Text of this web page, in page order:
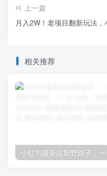
上一篇
月入2W！老项目翻新玩法
相关推荐